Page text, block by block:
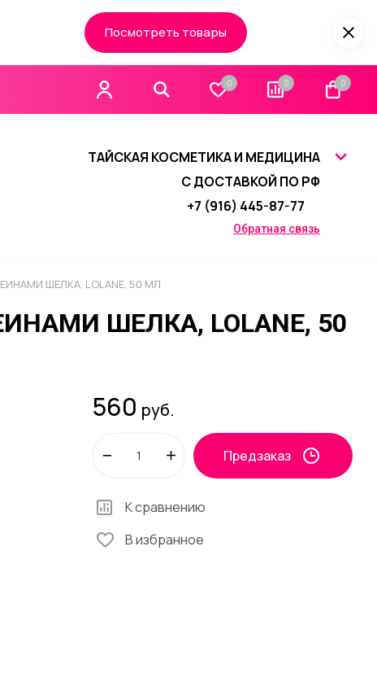
Посмотреть товары
0 0 0
ТАЙСКАЯ КОСМЕТИКА И МЕДИЦИНА
С ДОСТАВКОЙ ПО РФ
+7 (916) 445-87-77
Обратная связь
ШЕЛКА, LOLANE, 50 МЛ
ШЕЛКА, LOLANE, 50
560 руб.
Предзаказ
К сравнению
В избранное